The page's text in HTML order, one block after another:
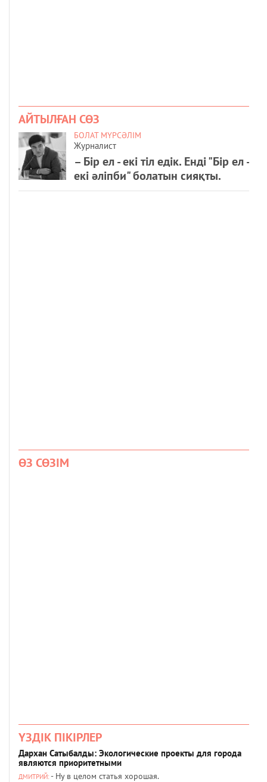
АЙТЫЛҒАН СӨЗ
БОЛАТ МҮРСӘЛІМ
Журналист
– Бір ел - екі тіл едік. Енді "Бір ел -
екі әліпби" болатын сияқты.
ӨЗ СӨЗІМ
ҮЗДІК ПІКІРЛЕР
Дархан Сатыбалды: Экологические проекты для города
являются приоритетными
ДМИТРИЙ: - Ну в целом статья хорошая.